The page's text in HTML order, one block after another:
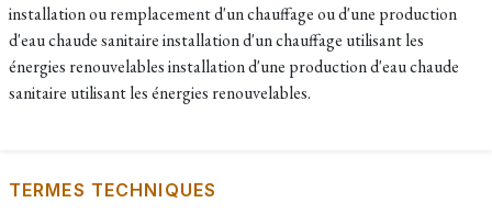
installation ou remplacement d'un chauffage ou d'une production
d'eau chaude sanitaire installation d'un chauffage utilisant les
énergies renouvelables installation d'une production d'eau chaude
sanitaire utilisant les énergies renouvelables.
TERMES TECHNIQUES